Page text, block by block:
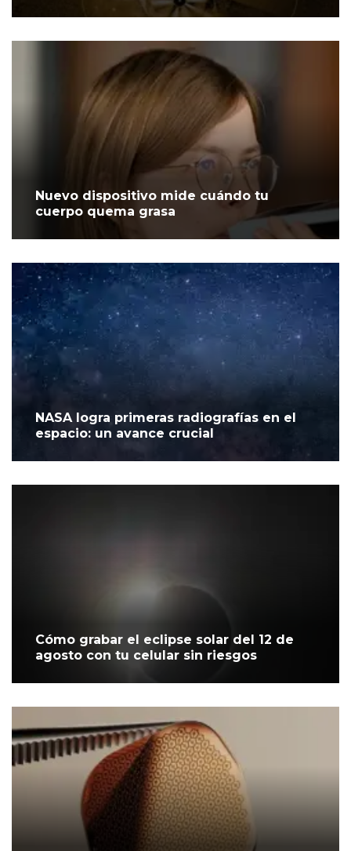
Nuevo dispositivo mide cuándo tu
cuerpo quema grasa
NASA logra primeras radiografías en el
espacio: un avance crucial
Cómo grabar el eclipse solar del 12 de
agosto con tu celular sin riesgos